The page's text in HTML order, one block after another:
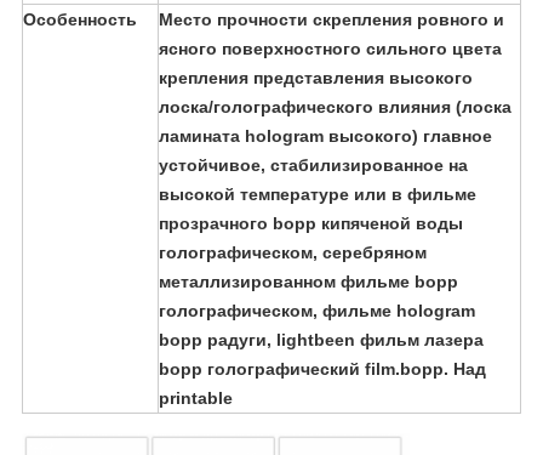
Особенность
Место прочности скрепления ровного и
ясного поверхностного сильного цвета
крепления представления высокого
лоска/голографического влияния (лоска
ламината hologram высокого) главное
устойчивое, стабилизированное на
высокой температуре или в фильме
прозрачного bopp кипяченой воды
голографическом, серебряном
металлизированном фильме bopp
голографическом, фильме hologram
bopp радуги, lightbeen фильм лазера
bopp голографический film.bopp. Над
printable